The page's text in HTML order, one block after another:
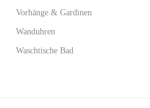
Vorhänge & Gardinen
Wanduhren
Waschtische Bad